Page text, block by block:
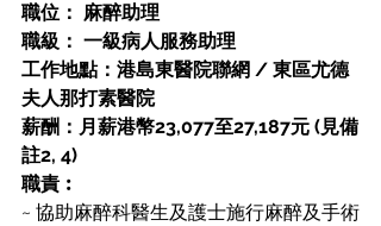
職位： 麻醉助理
職級： 一級病人服務助理
工作地點：港島東醫院聯網 / 東區尤德
夫人那打素醫院
薪酬：月薪港幣23,077至27,187元 (見備
註2, 4)
職責︰
~ 協助麻醉科醫生及護士施行麻醉及手術